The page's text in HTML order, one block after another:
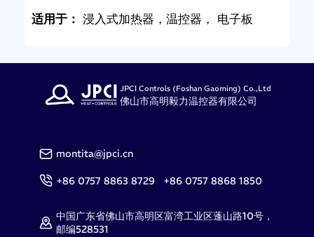
适用于： 浸入式加热器，温控器， 电子板
JPCI Controls (Foshan Gaoming) Co.,Ltd
佛山市高明毅力温控器有限公司
montita@jpci.cn
+86 0757 8863 8729 +86 0757 8868 1850
中国广东省佛山市高明区富湾工业区蓬山路10号，
邮编528531